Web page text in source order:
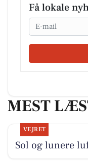
Få lokale
Email
MEST
VEJRET
Sol og lunere